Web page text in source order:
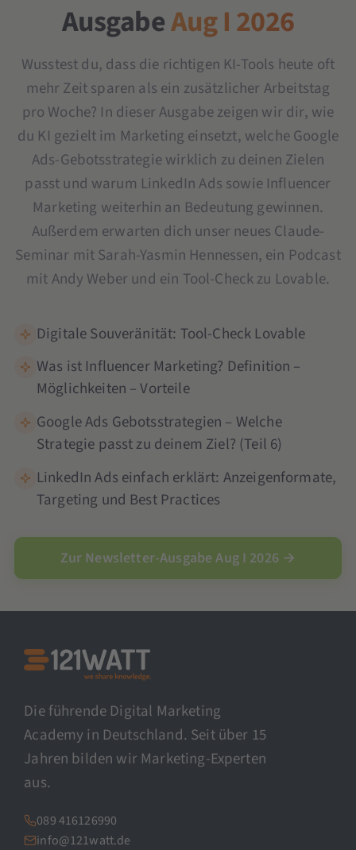
AusgabeAug I 2026
Wusstest du, dass die richtigen KI-Tools heute oft
mehr Zeit sparen als ein zusätzlicher Arbeitstag
pro Woche? In dieser Ausgabe zeigen wir dir, wie
du KI gezielt im Marketing einsetzt, welche Google
Ads-Gebotsstrategie wirklich zu deinen Zielen
passt und warum LinkedIn Ads sowie Influencer
Marketing weiterhin an Bedeutung gewinnen.
Außerdem erwarten dich unser neues Claude-
Seminar mit Sarah-Yasmin Hennessen, ein Podcast
mit Andy Weber und ein Tool-Check zu Lovable.
Digitale Souveränität: Tool-Check Lovable
Was ist Influencer Marketing? Definition –
Möglichkeiten – Vorteile
Google Ads Gebotsstrategien – Welche
Strategie passt zu deinem Ziel? (Teil 6)
LinkedIn Ads einfach erklärt: Anzeigenformate,
Targeting und Best Practices
Zur Newsletter-Ausgabe Aug I 2026 →
Die führende Digital Marketing
Academy in Deutschland. Seit über 15
Jahren bilden wir Marketing-Experten
aus.
089 416126990
info@121watt.de